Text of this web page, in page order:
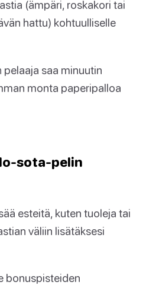
(ämpäri, roskakori tai
hattu) kohtuulliselle
pelaaja saa minuutin
monta paperipalloa
sota-pelin
esteitä, kuten tuoleja tai
väliin lisätäksesi
bonuspisteiden